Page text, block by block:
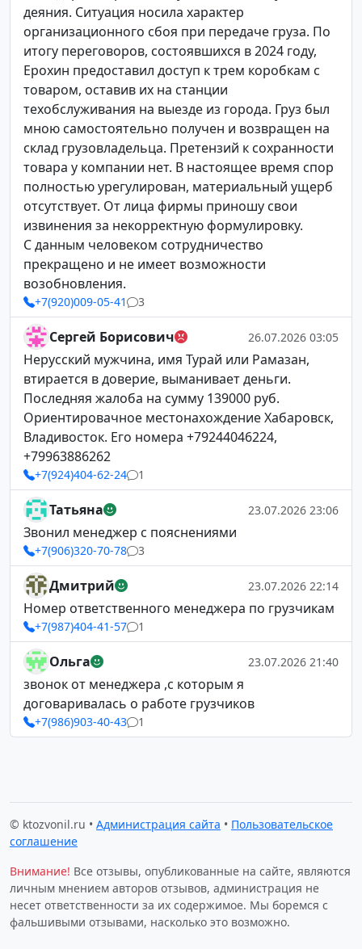
деяния. Ситуация носила характер
организационного сбоя при передаче груза. По
итогу переговоров, состоявшихся в 2024 году,
Ерохин предоставил доступ к трем коробкам с
товаром, оставив их на станции
техобслуживания на выезде из города. Груз был
мною самостоятельно получен и возвращен на
склад грузовладельца. Претензий к сохранности
товара у компании нет. В настоящее время спор
полностью урегулирован, материальный ущерб
отсутствует. От лица фирмы приношу свои
извинения за некорректную формулировку.
С данным человеком сотрудничество
прекращено и не имеет возможности
возобновления.
+7(920)009-05-41 3
Сергей Борисович 26.07.2026 03:05
Нерусский мужчина, имя Турай или Рамазан,
втирается в доверие, выманивает деньги.
Последняя жалоба на сумму 139000 руб.
Ориентировачное местонахождение Хабаровск,
Владивосток. Его номера +79244046224,
+79963886262
+7(924)404-62-24 1
Татьяна 23.07.2026 23:06
Звонил менеджер с пояснениями
+7(906)320-70-78 3
Дмитрий 23.07.2026 22:14
Номер ответственного менеджера по грузчикам
+7(987)404-41-57 1
Ольга 23.07.2026 21:40
звонок от менеджера ,с которым я
договаривалась о работе грузчиков
+7(986)903-40-43 1
© ktozvonil.ru • Администрация сайта • Пользовательское
соглашение
Внимание! Все отзывы, опубликованные на сайте, являются
личным мнением авторов отзывов, администрация не
несет ответственности за их содержимое. Мы боремся с
фальшивыми отзывами, насколько это возможно.